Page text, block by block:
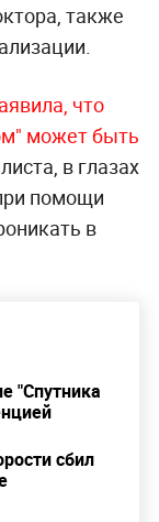
также
что
может быть
в глазах
помощи
в
"Спутника
сбил